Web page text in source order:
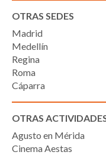
OTRAS SEDES
Madrid
Medellín
Regina
Roma
Cáparra
OTRAS
Agusto en Mérida
Cinema Aestas